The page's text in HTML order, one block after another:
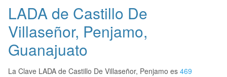
LADA de Castillo De
Villaseñor, Penjamo,
Guanajuato
La Clave LADA de Castillo De Villaseñor, Penjamo es 469